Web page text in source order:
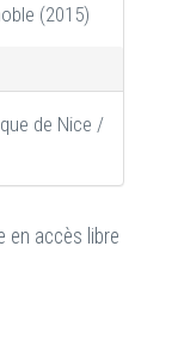
(2015)
de Nice /
en accès libre